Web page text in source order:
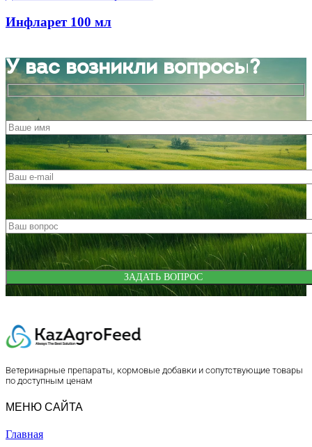
Инфларет 100 мл
У вас возникли вопросы?
Ветеринарные препараты, кормовые добавки и сопутствующие товары
по доступным ценам
МЕНЮ САЙТА
Главная